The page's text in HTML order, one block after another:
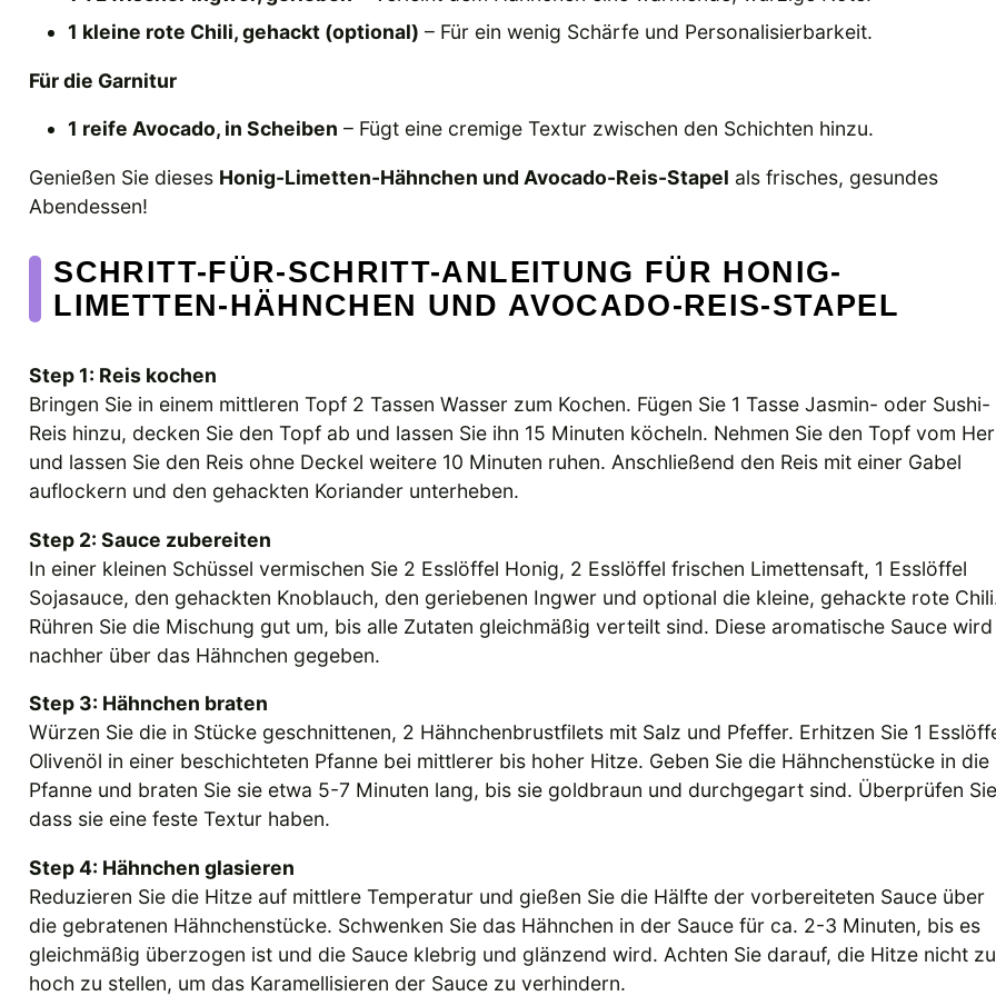
1 kleine rote Chili, gehackt (optional) – Für ein wenig Schärfe und Personalisierbarkeit.
Für die Garnitur
1 reife Avocado, in Scheiben – Fügt eine cremige Textur zwischen den Schichten hinzu.
Genießen Sie dieses Honig-Limetten-Hähnchen und Avocado-Reis-Stapel als frisches, gesundes
Abendessen!
SCHRITT-FÜR-SCHRITT-ANLEITUNG FÜR HONIG-
LIMETTEN-HÄHNCHEN UND AVOCADO-REIS-STAPEL
Step 1: Reis kochen
Bringen Sie in einem mittleren Topf 2 Tassen Wasser zum Kochen. Fügen Sie 1 Tasse Jasmin- oder Sushi-
Reis hinzu, decken Sie den Topf ab und lassen Sie ihn 15 Minuten köcheln. Nehmen Sie den Topf vom
und lassen Sie den Reis ohne Deckel weitere 10 Minuten ruhen. Anschließend den Reis mit einer Gabel
auflockern und den gehackten Koriander unterheben.
Step 2: Sauce zubereiten
In einer kleinen Schüssel vermischen Sie 2 Esslöffel Honig, 2 Esslöffel frischen Limettensaft, 1 Esslöffel
Sojasauce, den gehackten Knoblauch, den geriebenen Ingwer und optional die kleine, gehackte rote
Rühren Sie die Mischung gut um, bis alle Zutaten gleichmäßig verteilt sind. Diese aromatische Sauce wird
nachher über das Hähnchen gegeben.
Step 3: Hähnchen braten
Würzen Sie die in Stücke geschnittenen, 2 Hähnchenbrustfilets mit Salz und Pfeffer. Erhitzen Sie 1
Olivenöl in einer beschichteten Pfanne bei mittlerer bis hoher Hitze. Geben Sie die Hähnchenstücke in die
Pfanne und braten Sie sie etwa 5-7 Minuten lang, bis sie goldbraun und durchgegart sind. Überprüfen
dass sie eine feste Textur haben.
Step 4: Hähnchen glasieren
Reduzieren Sie die Hitze auf mittlere Temperatur und gießen Sie die Hälfte der vorbereiteten Sauce über
die gebratenen Hähnchenstücke. Schwenken Sie das Hähnchen in der Sauce für ca. 2-3 Minuten, bis es
gleichmäßig überzogen ist und die Sauce klebrig und glänzend wird. Achten Sie darauf, die Hitze nicht zu
hoch zu stellen, um das Karamellisieren der Sauce zu verhindern.